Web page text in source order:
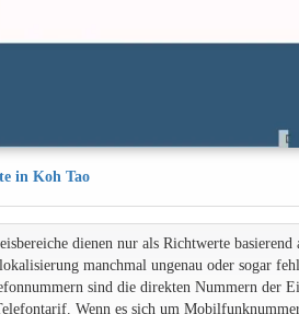
in Koh Tao
dienen nur als Richtwerte
manchmal ungenau oder sogar
sind die direkten Nummern
Wenn es sich um